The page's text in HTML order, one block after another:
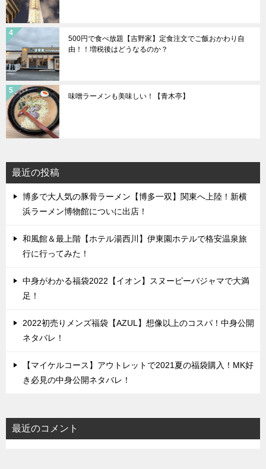
500円で食べ放題【吉野家】定食注文でご飯おかわり自
由！！増税後はどうなるのか？
味噌ラーメンも美味しい！【青木亭】
最近の投稿
博多で大人気の豚骨ラーメン【博多一双】関東へ上陸！新横
浜ラーメン博物館についに出店！
和風館＆最上階【ホテル湯西川】伊東園ホテルで格安温泉旅
行に行ってみた！
中身がわかる福袋2022【イオン】スヌーピーパジャマで大満
足！
2022初売りメンズ福袋【AZUL】想像以上のコスパ！中身公開
ネタバレ！
【マイケルコース】アウトレットで2021夏の福袋購入！MK好
き必見の中身公開ネタバレ！
最近のコメント